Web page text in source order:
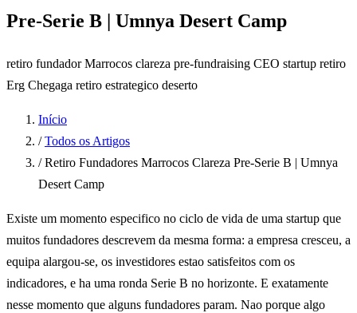
Pre-Serie B | Umnya Desert Camp
retiro fundador Marrocos clareza pre-fundraising CEO startup retiro
Erg Chegaga retiro estrategico deserto
Início
/ Todos os Artigos
/ Retiro Fundadores Marrocos Clareza Pre-Serie B | Umnya
Desert Camp
Existe um momento especifico no ciclo de vida de uma startup que
muitos fundadores descrevem da mesma forma: a empresa cresceu, a
equipa alargou-se, os investidores estao satisfeitos com os
indicadores, e ha uma ronda Serie B no horizonte. E exatamente
nesse momento que alguns fundadores param. Nao porque algo